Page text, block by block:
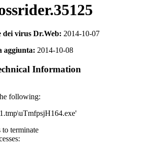
dei virus Dr.Web: 2014-10-07
aggiunta: 2014-10-08
Information
following:
to terminate